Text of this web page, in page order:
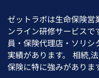
ゼットラボは生命保険
ンライン研修サービス
員・保険代理店・ソリシ
実績があります。 相続,
保険に特に強みがありま